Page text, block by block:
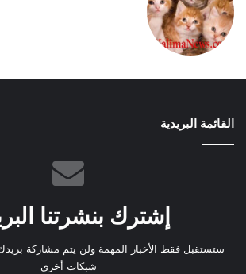
القائمة البريدية
إشترك بنشرتنا
ستستقبل فقط الأخبار المهمة ولن يتم مشاركة
شبكات أخرى